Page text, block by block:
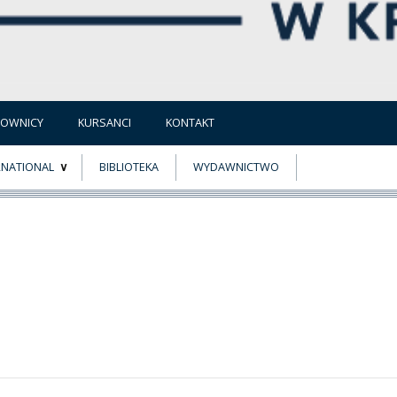
KURSANCI KONTAKT
BIBLIOTEKA WYDAWNICTWO